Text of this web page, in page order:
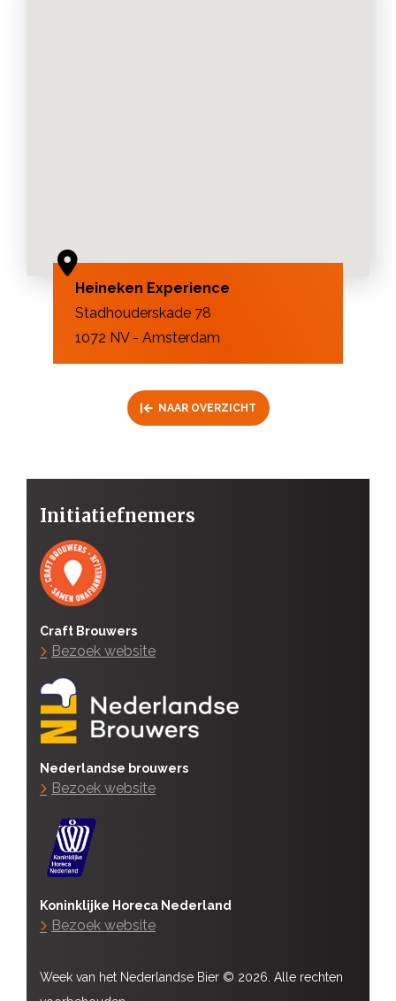
Heineken Experience
Stadhouderskade 78
1072 NV - Amsterdam
NAAR OVERZICHT
Initiatiefnemers
Craft Brouwers
Bezoek website
Nederlandse brouwers
Bezoek website
Koninklijke Horeca Nederland
Bezoek website
Week van het Nederlandse Bier © 2026. Alle rechten